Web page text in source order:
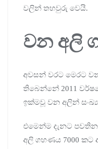
වලින් තහවුරු වෙයි.
වන අලි
අවසන් වරට මෙරට
තිබෙන්නේ 2011
ඉක්මවූ වන අලින්
එමෙන්ම දැනට
අලි ගහණය 7000